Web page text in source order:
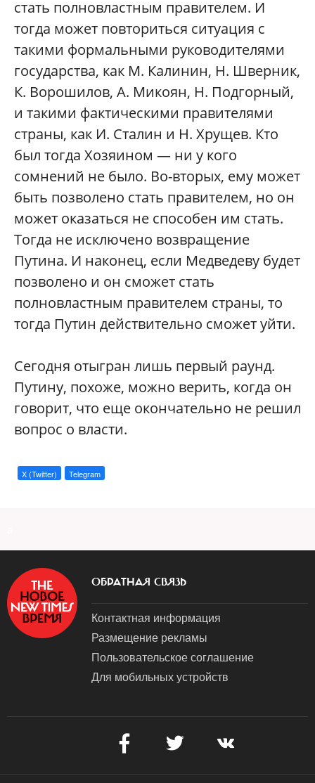
стать полновластным правителем. И
тогда может повториться ситуация с
такими формальными руководителями
государства, как М. Калинин, Н. Шверник,
К. Ворошилов, А. Микоян, Н. Подгорный,
и такими фактическими правителями
страны, как И. Сталин и Н. Хрущев. Кто
был тогда Хозяином — ни у кого
сомнений не было. Во-вторых, ему может
быть позволено стать правителем, но он
может оказаться не способен им стать.
Тогда не исключено возвращение
Путина. И наконец, если Медведеву будет
позволено и он сможет стать
полновластным правителем страны, то
тогда Путин действительно сможет уйти.
Сегодня отыгран лишь первый раунд.
Путину, похоже, можно верить, когда он
говорит, что еще окончательно не решил
вопрос о власти.
X (Twitter) Telegram
ОБРАТНАЯ СВЯЗЬ
Контактная информация
Размещение рекламы
Пользовательское соглашение
Для мобильных устройств